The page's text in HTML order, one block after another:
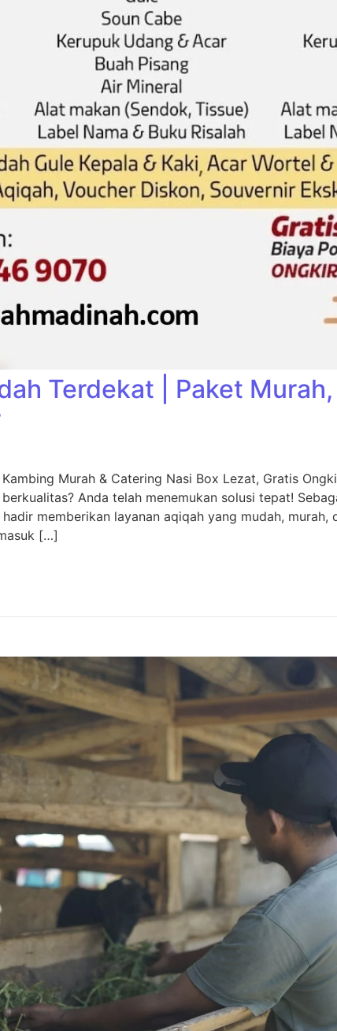
Terdekat | Paket
Murah & Catering Nasi Box Lezat, Gratis
Anda telah menemukan solusi tepat!
memberikan layanan aqiqah yang mudah, murah,
[…]